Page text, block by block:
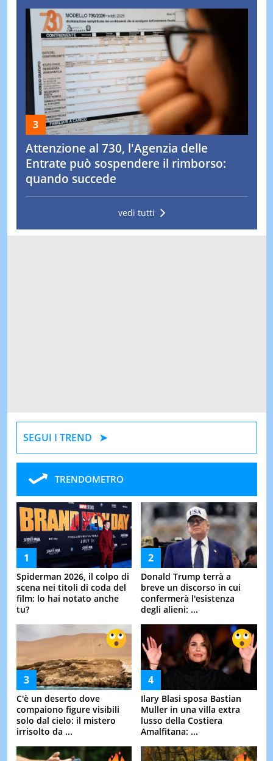
Attenzione al 730, l'Agenzia delle
Entrate può sospendere il rimborso:
quando succede
vedi tutti
SEGUI I TREND
TRENDOMETRO
Spiderman 2026, il colpo di
scena nei titoli di coda del
film: lo hai notato anche
tu?
Donald Trump terrà a
breve un discorso in cui
confermerà l'esistenza
degli alieni: ...
C'è un deserto dove
compaiono figure visibili
solo dal cielo: il mistero
irrisolto da ...
Ilary Blasi sposa Bastian
Muller in una villa extra
lusso della Costiera
Amalfitana: ...